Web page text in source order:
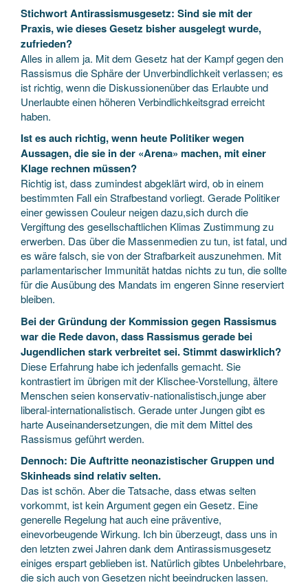
Stichwort Antirassismusgesetz: Sind sie mit der
Praxis, wie dieses Gesetz bisher ausgelegt wurde,
zufrieden?
Alles in allem ja. Mit dem Gesetz hat der Kampf gegen den
Rassismus die Sphäre der Unverbindlichkeit verlassen; es
ist richtig, wenn die Diskussionenüber das Erlaubte und
Unerlaubte einen höheren Verbindlichkeitsgrad erreicht
haben.
Ist es auch richtig, wenn heute Politiker wegen
Aussagen, die sie in der «Arena» machen, mit einer
Klage rechnen müssen?
Richtig ist, dass zumindest abgeklärt wird, ob in einem
bestimmten Fall ein Strafbestand vorliegt. Gerade Politiker
einer gewissen Couleur neigen dazu,sich durch die
Vergiftung des gesellschaftlichen Klimas Zustimmung zu
erwerben. Das über die Massenmedien zu tun, ist fatal, und
es wäre falsch, sie von der Strafbarkeit auszunehmen. Mit
parlamentarischer Immunität hatdas nichts zu tun, die sollte
für die Ausübung des Mandats im engeren Sinne reserviert
bleiben.
Bei der Gründung der Kommission gegen Rassismus
war die Rede davon, dass Rassismus gerade bei
Jugendlichen stark verbreitet sei. Stimmt daswirklich?
Diese Erfahrung habe ich jedenfalls gemacht. Sie
kontrastiert im übrigen mit der Klischee-Vorstellung, ältere
Menschen seien konservativ-nationalistisch,junge aber
liberal-internationalistisch. Gerade unter Jungen gibt es
harte Auseinandersetzungen, die mit dem Mittel des
Rassismus geführt werden.
Dennoch: Die Auftritte neonazistischer Gruppen und
Skinheads sind relativ selten.
Das ist schön. Aber die Tatsache, dass etwas selten
vorkommt, ist kein Argument gegen ein Gesetz. Eine
generelle Regelung hat auch eine präventive,
einevorbeugende Wirkung. Ich bin überzeugt, dass uns in
den letzten zwei Jahren dank dem Antirassismusgesetz
einiges erspart geblieben ist. Natürlich gibtes Unbelehrbare,
die sich auch von Gesetzen nicht beeindrucken lassen.